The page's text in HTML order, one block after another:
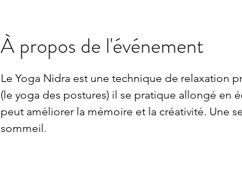
À propos de l'événement
Le Yoga Nidra est une technique de relaxation
(le yoga des postures) il se pratique allongé en
peut améliorer la mémoire et la créativité. Une
sommeil.